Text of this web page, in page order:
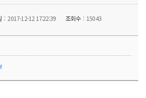
2017-12-12 17:22:39 조회수 15043